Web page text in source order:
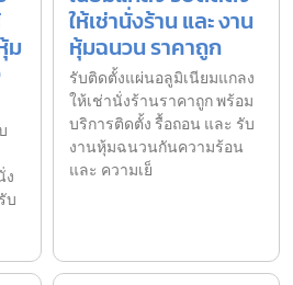
ม
ง
บ
ให้เช่านั่งร้าน และ งาน
หุ้มฉนวน ราคาถูก
รับติดตั้งแผ่นอลูมิเนียมแกลง
ให้เช่านั่งร้านราคาถูก พร้อม
บริการติดตั้ง รื้อถอน และ รับ
งานหุ้มฉนวนกันความร้อน
และ ความเย็